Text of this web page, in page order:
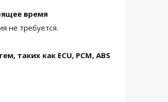
время
не требуется.
таких как ECU, PCM, ABS